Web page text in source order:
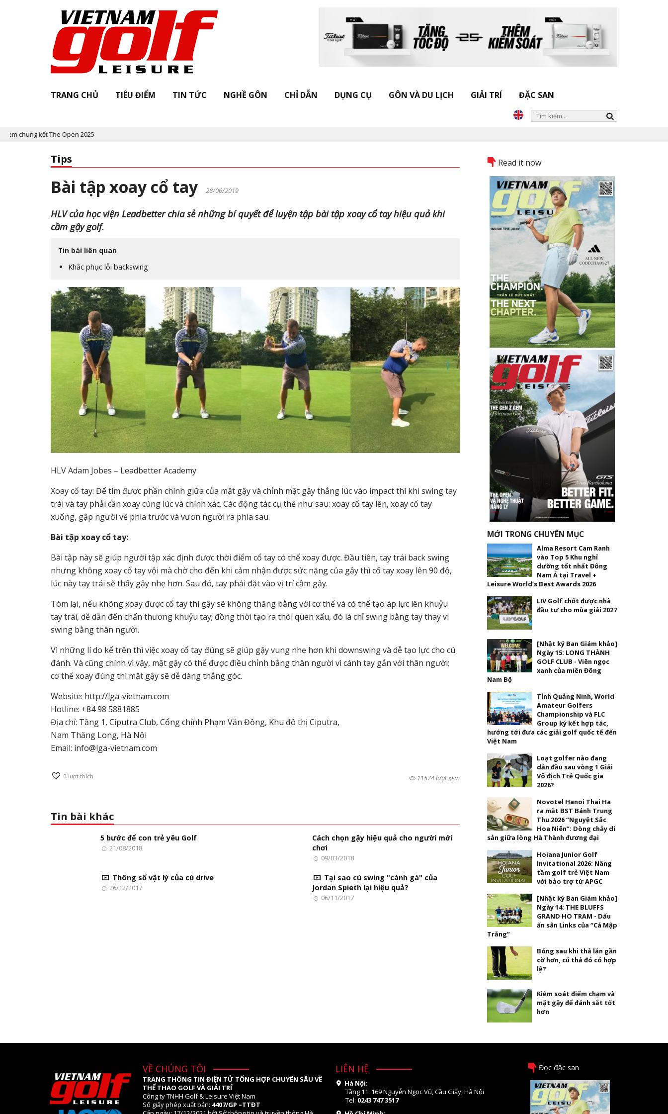
TRANG CHỦ TIÊU ĐIỂM TIN TỨC NGHỀ GÔN CHỈ DẪN DỤNG CỤ GÔN VÀ DU LỊCH GIẢI TRÍ ĐẶC SAN
kết The Open 2025
Tips
Bài tập xoay cổ tay 28/06/2019
HLV của học viện Leadbetter chia sẻ những bí quyết để luyện tập bài tập xoay cổ tay hiệu quả khi
cầm gậy golf.
Tin bài liên quan
Khắc phục lỗi backswing
HLV Adam Jobes – Leadbetter Academy
Xoay cổ tay: Để tìm được phần chính giữa của mặt gậy và chỉnh mặt gậy thẳng lúc vào impact thì khi swing tay
trái và tay phải cần xoay cùng lúc và chính xác. Các động tác cụ thể như sau: xoay cổ tay lên, xoay cổ tay
xuống, gập người về phía trước và vươn người ra phía sau.
Bài tập xoay cổ tay:
Bài tập này sẽ giúp người tập xác định được thời điểm cổ tay có thể xoay được. Đầu tiên, tay trái back swing
nhưng không xoay cổ tay vội mà chờ cho đến khi cảm nhận được sức nặng của gậy thì cố tay xoay lên 90 độ,
lúc này tay trái sẽ thấy gậy nhẹ hơn. Sau đó, tay phải đặt vào vị trí cầm gậy.
Tóm lại, nếu không xoay được cổ tay thì gậy sẽ không thăng bằng với cơ thể và có thể tạo áp lực lên khuỷu
tay trái, dễ dẫn đến chấn thương khuỷu tay; đồng thời tạo ra thói quen xấu, đó là chỉ swing bằng tay thay vì
swing bằng thân người.
Vì những lí do kể trên thì việc xoay cổ tay đúng sẽ giúp gậy vung nhẹ hơn khi downswing và dễ tạo lực cho cú
đánh. Và cũng chính vì vậy, mặt gậy có thể được điều chỉnh bằng thân người vì cánh tay gắn với thân người;
cơ thể xoay đúng thì mặt gậy sẽ dễ dàng thẳng góc.
Website: http://lga-vietnam.com
Hotline: +84 98 5881885
Địa chỉ: Tầng 1, Ciputra Club, Cổng chính Phạm Văn Đồng, Khu đô thị Ciputra,
Nam Thăng Long, Hà Nội
Email: info@lga-vietnam.com
0 lượt thích 11574 lượt xem
Tin bài khác
5 bước để con trẻ yêu Golf
21/08/2018
Cách chọn gậy hiệu quả cho người mới
chơi
09/03/2018
Thông số vật lý của cú drive
26/12/2017
Tại sao cú swing "cánh gà" của
Jordan Spieth lại hiệu quả?
06/11/2017
Read it now
MỚI TRONG CHUYÊN MỤC
Alma Resort Cam Ranh
vào Top 5 Khu nghỉ
dưỡng tốt nhất Đông
Nam Á tại Travel +
Leisure World’s Best Awards 2026
LIV Golf chốt được nhà
đầu tư cho mùa giải 2027
[Nhật ký Ban Giám khảo]
Ngày 15: LONG THÀNH
GOLF CLUB - Viên ngọc
xanh của miền Đông
Nam Bộ
Tỉnh Quảng Ninh, World
Amateur Golfers
Championship và FLC
Group ký kết hợp tác,
hướng tới đưa các giải golf quốc tế đến
Việt Nam
Loạt golfer nào đang
dẫn đầu sau vòng 1 Giải
Vô địch Trẻ Quốc gia
2026?
Novotel Hanoi Thai Ha
ra mắt BST Bánh Trung
Thu 2026 “Nguyệt Sắc
Hoa Niên”: Dòng chảy di
sản giữa lòng Hà Thành đương đại
Hoiana Junior Golf
Invitational 2026: Nâng
tầm golf trẻ Việt Nam
với bảo trợ từ APGC
[Nhật ký Ban Giám khảo]
Ngày 14: THE BLUFFS
GRAND HO TRAM - Dấu
ấn sân Links của “Cá Mập
Trắng”
Bóng sau khi thả lăn gần
cờ hơn, cú thả đó có hợp
lệ?
Kiểm soát điểm chạm và
mặt gậy để đánh sắt tốt
hơn
VỀ CHÚNG TÔI
TRANG THÔNG TIN ĐIỆN TỬ TỔNG HỢP CHUYÊN SÂU VỀ
THỂ THAO GOLF VÀ GIẢI TRÍ
Công ty TNHH Golf & Leisure Việt Nam
Số giấy phép xuất bản: 4407/GP –TTĐT
LIÊN HỆ
Hà Nội:
Tầng 11. 169 Nguyễn Ngọc Vũ, Cầu Giấy, Hà Nội
Tel: 0243 747 3517
Đọc đặc san